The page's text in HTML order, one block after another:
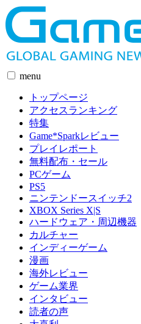
menu
トップページ
アクセスランキング
特集
Game*Sparkレビュー
プレイレポート
無料配布・セール
PCゲーム
PS5
ニンテンドースイッチ2
XBOX Series X|S
ハードウェア・周辺機器
カルチャー
インディーゲーム
漫画
海外レビュー
ゲーム業界
インタビュー
読者の声